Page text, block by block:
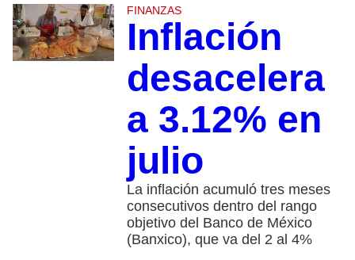
FINANZAS
Inflación
desacelera
a 3.12% en
julio
La inflación acumuló tres meses
consecutivos dentro del rango
objetivo del Banco de México
(Banxico), que va del 2 al 4%